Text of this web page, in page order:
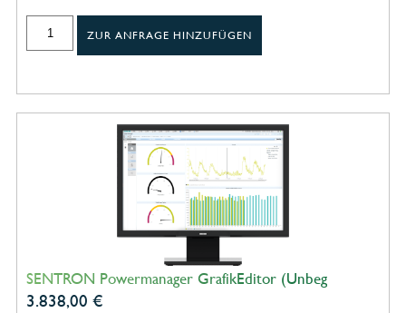
ZUR ANFRAGE HINZUFÜGEN
SENTRON Powermanager GrafikEditor (Unbeg
3.838,00 €